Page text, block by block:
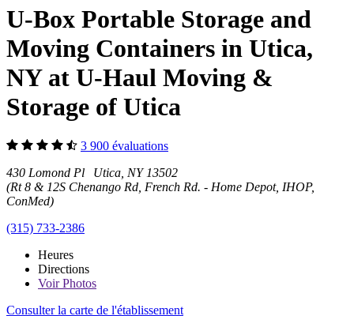
U-Box Portable Storage and
Moving Containers in Utica,
NY at U-Haul Moving &
Storage of Utica
3 900 évaluations
430 Lomond Pl Utica, NY 13502
(Rt 8 & 12S Chenango Rd, French Rd. - Home Depot, IHOP,
ConMed)
(315) 733-2386
Heures
Directions
VoirPhotos
Consulter la carte de l'établissement